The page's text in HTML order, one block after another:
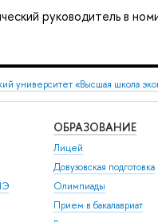
руководитель в
университет «Высшая школа
ОБРАЗОВАНИЕ
Лицей
Довузовская подготовка
Олимпиады
Прием в бакалавриат